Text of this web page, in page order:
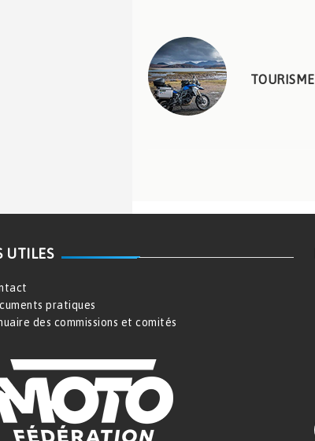
TOURISME
UTILES
pratiques
des commissions et comités